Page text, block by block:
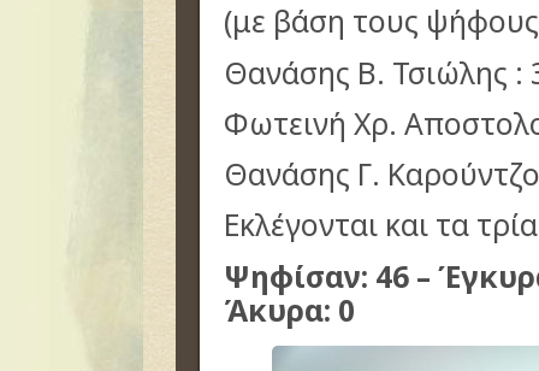
(με βάση τους
Θανάσης Β. Τσιώλης :
Φωτεινή Χρ.
Θανάσης Γ.
Εκλέγονται και τα
Ψηφίσαν: 46 –
Άκυρα: 0